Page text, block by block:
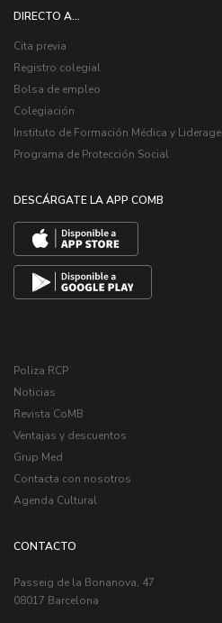
DIRECTO A...
Cita previa
Registro colegial
Bolsa de empleo
Colegiación
Instituto de Formación Médica y Liderage
Programa de Protección Social
DESCÁRGATE LA APP COMB
Poliza RCP
Noticias
Revista CoMB
Ventajas y descuentos
Grup Med
Contacta con nosotros
Agenda Cultural
CONTACTO
Passeig de la Bonanova, 47
08017 Barcelona